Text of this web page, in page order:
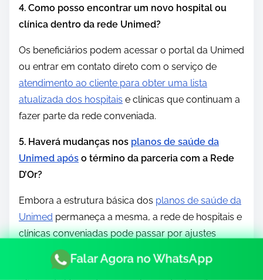
4. Como posso encontrar um novo hospital ou
clínica dentro da rede Unimed?
Os beneficiários podem acessar o portal da Unimed
ou entrar em contato direto com o serviço de
atendimento ao cliente para obter uma lista
atualizada dos hospitais e clínicas que continuam a
fazer parte da rede conveniada.
5. Haverá mudanças nos planos de saúde da
Unimed após o término da parceria com a Rede
D’Or?
Embora a estrutura básica dos planos de saúde da
Unimed permaneça a mesma, a rede de hospitais e
clínicas conveniadas pode passar por ajustes
devido ao término da parceria com a Rede D’Or. É
importante se manter informado através dos canais
Falar Agora no WhatsApp